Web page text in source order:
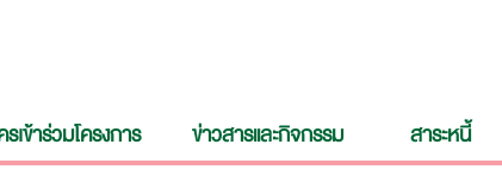
เข้าร่วมโครงการ ข่าวสารและกิจกรรม สาระหนี้